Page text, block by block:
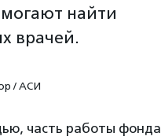
найти
врачей.
/ АСИ
часть работы фонда